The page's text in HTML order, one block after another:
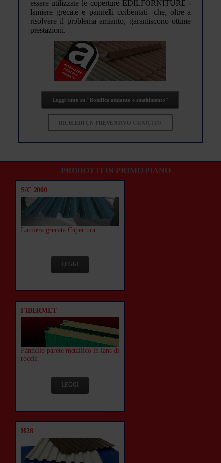
essere utilizzate le coperture EDILFORNITURE -
lamiere grecate e pannelli coibentati- che, oltre a
risolvere il problema amianto, garantiscono ottime
prestazioni.
Leggi tutto su "Bonifica amianto e smaltimento"
RICHIEDI UN PREVENTIVO
PRODOTTI IN PRIMO PIANO
S/C 2000
Lamiera grecata Copertura.
LEGGI
FIBERMET
Pannello parete metallico in lana di
roccia.
LEGGI
H28